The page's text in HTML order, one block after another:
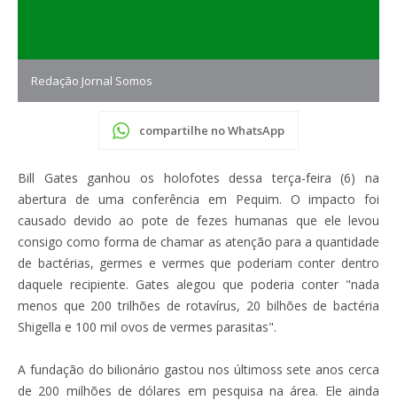
Redação Jornal Somos
compartilhe no WhatsApp
Bill Gates ganhou os holofotes dessa terça-feira (6) na
abertura de uma conferência em Pequim. O impacto foi
causado devido ao pote de fezes humanas que ele levou
consigo como forma de chamar as atenção para a quantidade
de bactérias, germes e vermes que poderiam conter dentro
daquele recipiente. Gates alegou que poderia conter "nada
menos que 200 trilhões de rotavírus, 20 bilhões de bactéria
Shigella e 100 mil ovos de vermes parasitas".
A fundação do bilionário gastou nos últimoss sete anos cerca
de 200 milhões de dólares em pesquisa na área. Ele ainda